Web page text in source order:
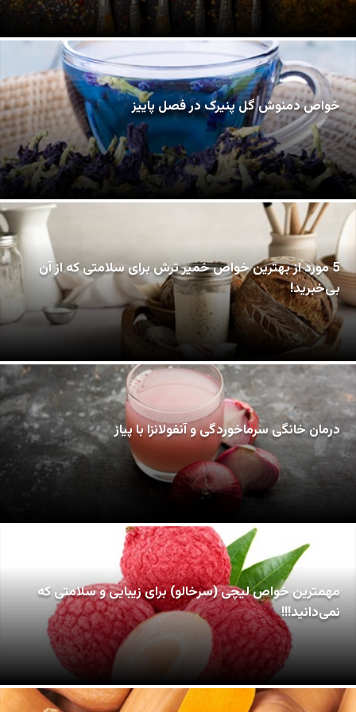
خواص دمنوش گل پنیرک در فصل پاییز
5 مورد از بهترین خواص خمیر ترش برای سلامتی که از آن
بی‌خبرید!
درمان خانگی سرماخوردگی و آنفولانزا با پیاز
مهمترین خواص لیچی (سرخالو) برای زیبایی و سلامتی که
نمی‌دانید!!!